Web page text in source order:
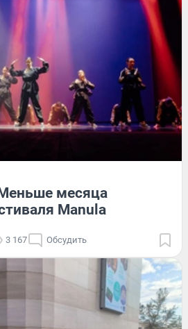
месяца
Manula
3 167 Обсудить